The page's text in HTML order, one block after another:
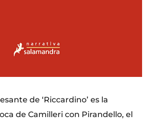
de ‘Riccardino’ es la
de Camilleri con Pirandello, el